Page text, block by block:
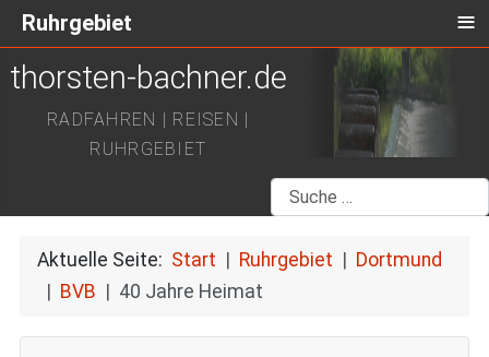
thorsten-bachner.de
RADFAHREN | REISEN |
RUHRGEBIET
Suchen
Aktuelle Seite: Start Ruhrgebiet
Dortmund
BVB
40 Jahre Heimat
Ruhrgebiet ≡